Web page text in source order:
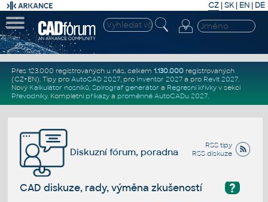
CZ | SK| EN | DE
Přes 123.000 registrovaných u nás, celkem 1.130.000registrovaných
(CZ+EN). Tipy pro AutoCAD 2027, pro Inventor 2027a pro Revit 2027.
Nový Kalkulátor nosníků, Spirograf generátor a Regresní křivkyv sekci
Převodníky. Kompletní příkazya proměnné AutoCADu 2027.
RSS tipy
RSS diskuze
Diskuzní fórum, poradna
?
CAD diskuze, rady, výměna zkušeností